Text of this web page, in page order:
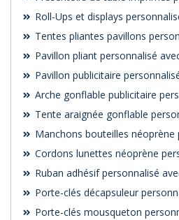
Roll-Ups et displays
Tentes pliantes pavillons
Pavillon pliant personnalisé
Pavillon publicitaire
Arche gonflable publicitaire
Tente araignée gonflable
Manchons bouteilles néoprène
Cordons lunettes néoprène
Ruban adhésif personnalisé
Porte-clés décapsuleur
Porte-clés mousqueton